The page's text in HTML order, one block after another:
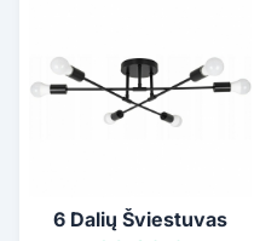
6 Dalių Šviestuvas